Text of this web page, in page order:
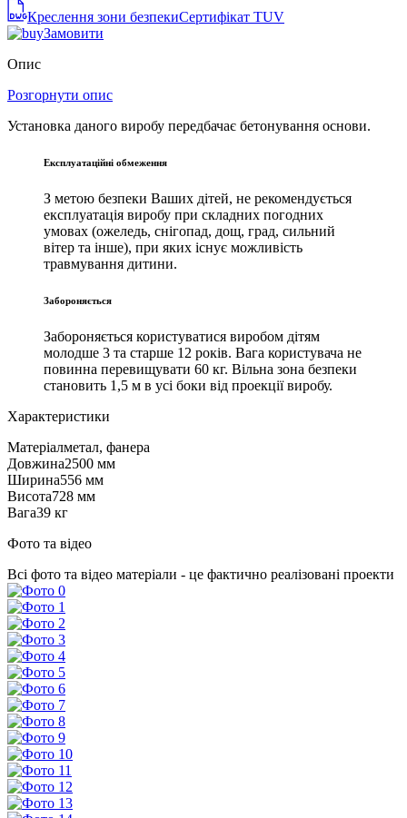
Креслення зони безпекиСертифікат TUV
Замовити
Опис
Розгорнути опис
Установка даного виробу передбачає бетонування основи.
Експлуатаційні обмеження
З метою безпеки Ваших дітей, не рекомендується
експлуатація виробу при складних погодних
умовах (ожеледь, снігопад, дощ, град, сильний
вітер та інше), при яких існує можливість
травмування дитини.
Забороняється
Забороняється користуватися виробом дітям
молодше 3 та старше 12 років. Вага користувача не
повинна перевищувати 60 кг. Вільна зона безпеки
становить 1,5 м в усі боки від проекції виробу.
Характеристики
Матеріалметал, фанера
Довжина2500 мм
Ширина556 мм
Висота728 мм
Вага39 кг
Фото та відео
Всі фото та відео матеріали - це фактично реалізовані проекти